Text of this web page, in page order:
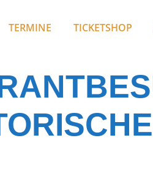
TERMINE TICKETSHOP